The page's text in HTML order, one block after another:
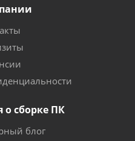
сборке ПК
блог